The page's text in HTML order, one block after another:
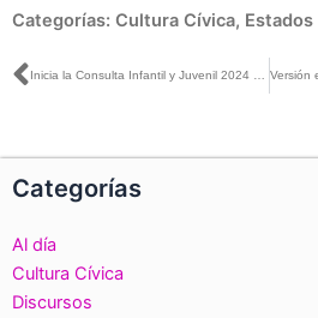
Categorías: Cultura Cívica, Estados
Ant
Categorías
Al día
Cultura Cívica
Discursos